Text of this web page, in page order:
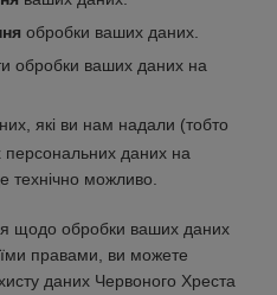
обробки ваших даних.
обробки ваших даних на
які ви нам надали (тобто
даних на
технічно можливо.
щодо обробки ваших даних
правами, ви можете
даних Червоного Хреста